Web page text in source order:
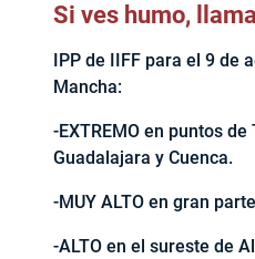
Si ves humo,
IPP de IIFF para el 9 de
Mancha:
-EXTREMO en puntos de
Guadalajara y Cuenca.
-MUY ALTO en gran
-ALTO en el sureste de